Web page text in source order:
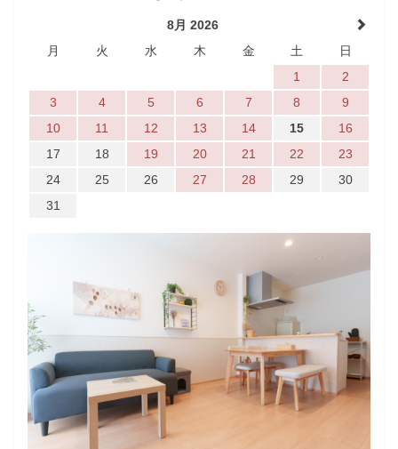
8月 2026
月
火 水 木 金 土
日
1
2
3
4 5 6 7 8
9
10
11 12 13 14 15
16
17
18 19 20 21 22
23
24
25 26 27 28 29
30
31